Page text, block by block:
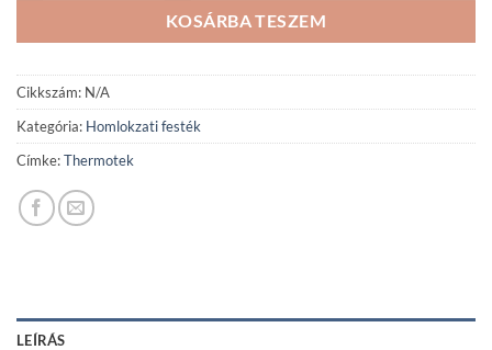
KOSÁRBA TESZEM
Cikkszám: N/A
Kategória: Homlokzati festék
Címke:Thermotek
LEÍRÁS